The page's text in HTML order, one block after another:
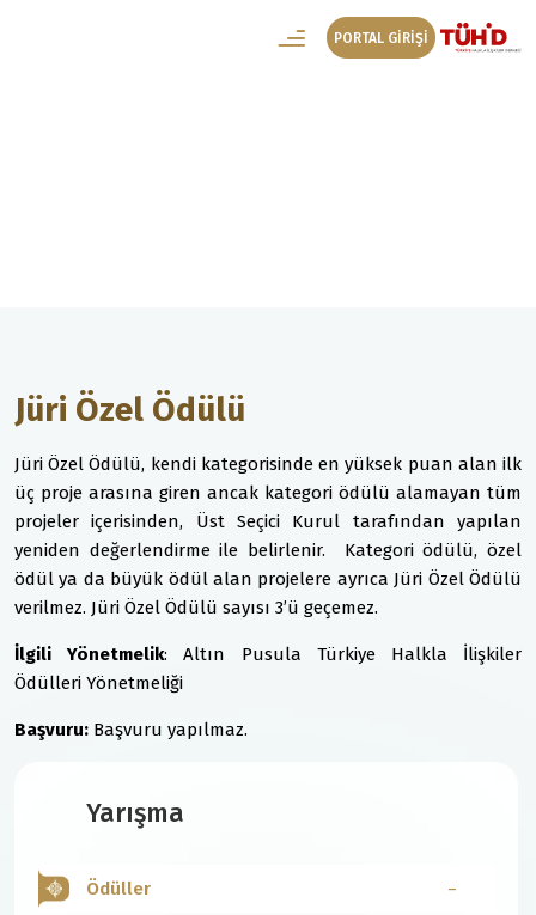
PORTAL GİRİŞİ
Yarışma
Ödüller
Jüri Özel Ödülü
Jüri Özel Ödülü, kendi kategorisinde en yüksek puan alan ilk
üç proje arasına giren ancak kategori ödülü alamayan tüm
projeler içerisinden, Üst Seçici Kurul tarafından yapılan
yeniden değerlendirme ile belirlenir. Kategori ödülü, özel
ödül ya da büyük ödül alan projelere ayrıca Jüri Özel Ödülü
verilmez. Jüri Özel Ödülü sayısı 3’ü geçemez.
İlgili Yönetmelik: Altın Pusula Türkiye Halkla İlişkiler
Ödülleri Yönetmeliği
Başvuru: Başvuru yapılmaz.